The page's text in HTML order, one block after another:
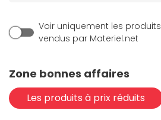
Voir uniquement les produits
vendus par Materiel.net
Zone bonnes affaires
Les produits à prix réduits